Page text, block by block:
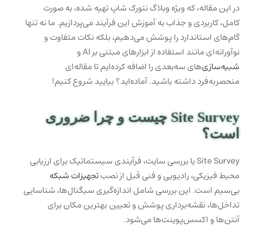
در این مقاله، که ویژه وبلاگ نتورک شاپ تهیه شده، به صورت
کامل، کاربردی و جذاب به آموزش این فرآیند می‌پردازیم. ما نه تنها
گام‌های استاندارد را پوشش می‌دهیم، بلکه نکات متفاوت و
نوآورانه‌ای مانند استفاده از ابزارهای مبتنی بر AI و
شبیه‌سازی‌های سه‌بعدی را اضافه کرده‌ایم تا مقاله‌ای
منحصربه‌فرد داشته باشید. آماده‌اید؟ بیایید شروع کنیم!
Site Survey چیست و چرا ضروری
است؟
Site Survey یا بررسی سایت، فرآیندی سیستماتیک برای ارزیابی
محیط فیزیکی، رادیویی و فنی قبل از نصبتجهیزات شبکه
بی‌سیم است. این بررسی شامل اندازه‌گیری سیگنال‌ها، شناسایی
تداخل‌ها، نقشه‌برداری پوشش و تعیین بهترین مکان برای
آنتن‌ها و اکسس‌پوینت‌ها می‌شود.